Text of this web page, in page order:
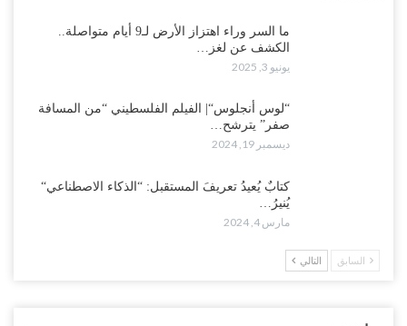
ما السر وراء اهتزاز الأرض لـ9 أيام متواصلة..
الكشف عن لغز…
يونيو 3, 2025
“لوس أنجلوس“| الفيلم الفلسطيني “من المسافة
صفر” يترشح…
ديسمبر 19, 2024
كتابٌ يُعيدُ تعريفَ المستقبل: “الذكاء الاصطناعي“
يُنيرُ…
مارس 4, 2024
السابق التالي